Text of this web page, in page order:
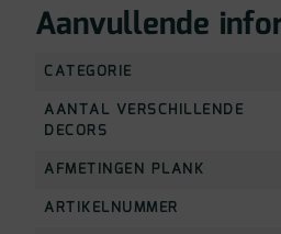
Aanvullende
CATEGORIE
AANTAL VERSCHILLENDE
DECORS
AFMETINGEN PLANK
ARTIKELNUMMER